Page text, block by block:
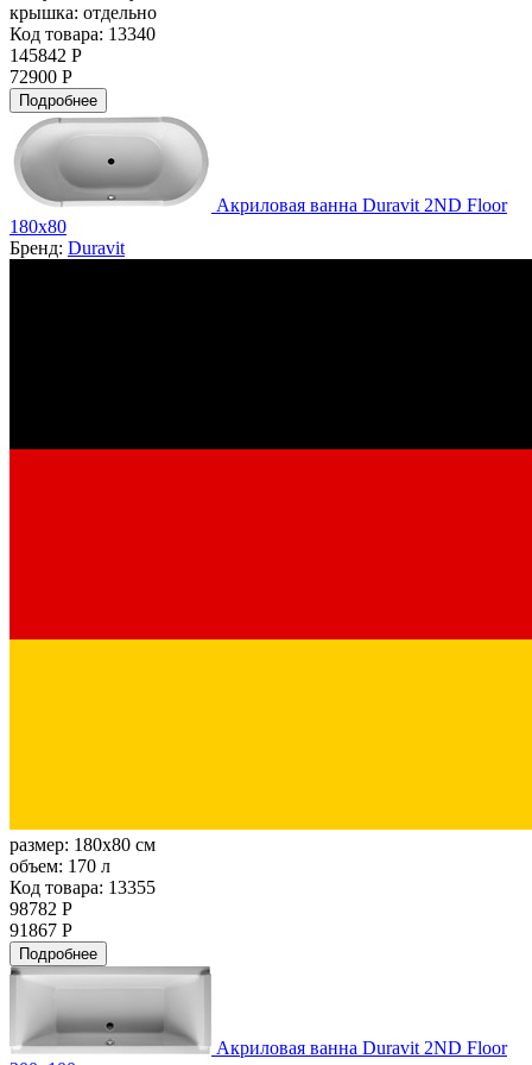
крышка: отдельно
Код товара: 13340
145842 Р
72900 Р
Подробнее
Акриловая ванна Duravit 2ND Floor
180x80
Бренд: Duravit
размер: 180x80 см
объем: 170 л
Код товара: 13355
98782 Р
91867 Р
Подробнее
Акриловая ванна Duravit 2ND Floor